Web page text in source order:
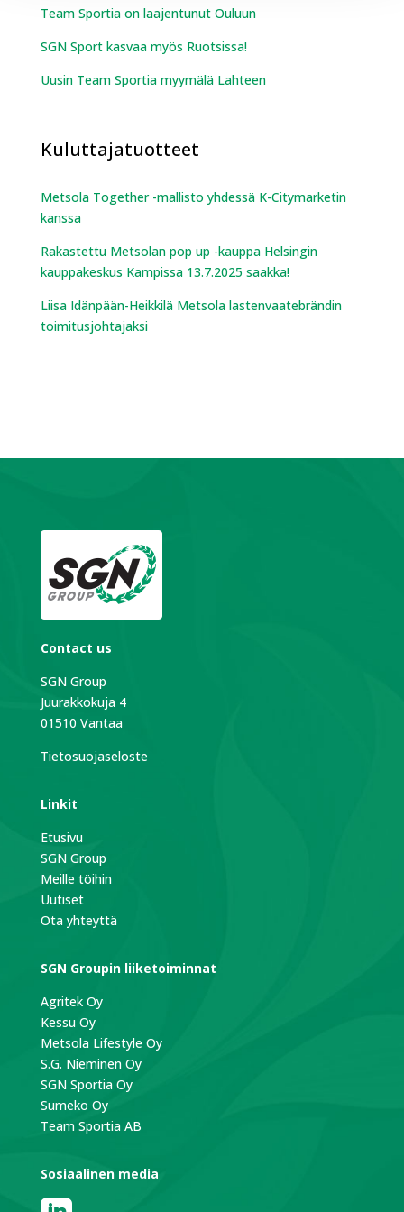
Team Sportia on laajentunut Ouluun
SGN Sport kasvaa myös Ruotsissa!
Uusin Team Sportia myymälä Lahteen
Kuluttajatuotteet
Metsola Together -mallisto yhdessä K-Citymarketin
kanssa
Rakastettu Metsolan pop up -kauppa Helsingin
kauppakeskus Kampissa 13.7.2025 saakka!
Liisa Idänpään-Heikkilä Metsola lastenvaatebrändin
toimitusjohtajaksi
Contact us
SGN Group
Juurakkokuja 4
01510 Vantaa
Tietosuojaseloste
Linkit
Etusivu
SGN Group
Meille töihin
Uutiset
Ota yhteyttä
SGN Groupin liiketoiminnat
Agritek Oy
Kessu Oy
Metsola Lifestyle Oy
S.G. Nieminen Oy
SGN Sportia Oy
Sumeko Oy
Team Sportia AB
Sosiaalinen media